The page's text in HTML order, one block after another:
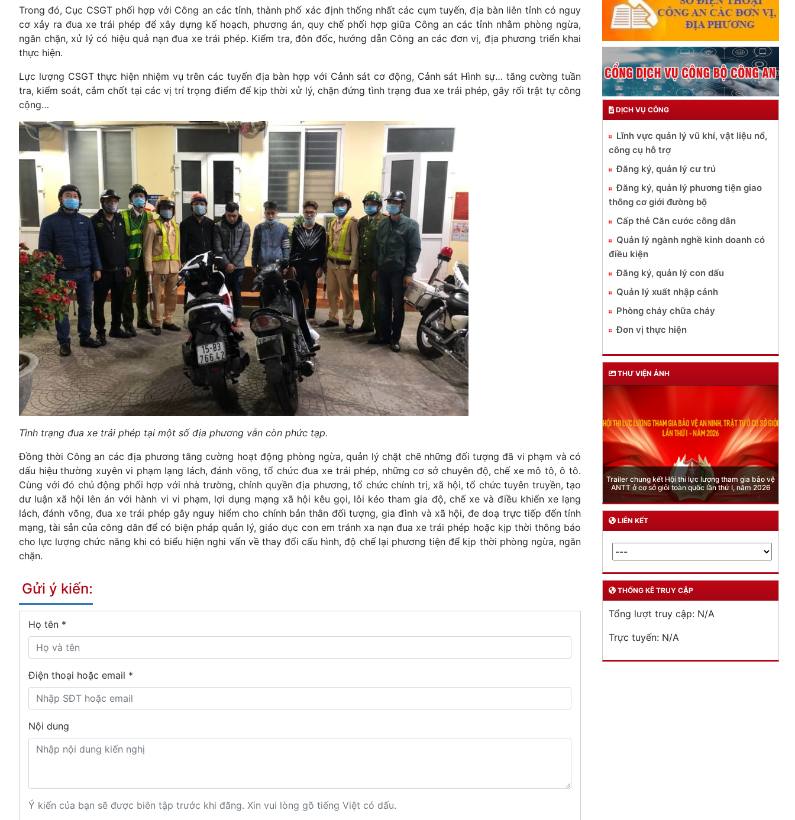
Trong đó, Cục CSGT phối hợp với Công an các tỉnh, thành phố xác định thống nhất các cụm tuyến, địa bàn liên tỉnh có nguy
cơ xảy ra đua xe trái phép để xây dựng kế hoạch, phương án, quy chế phối hợp giữa Công an các tỉnh nhằm phòng ngừa,
ngăn chặn, xử lý có hiệu quả nạn đua xe trái phép. Kiểm tra, đôn đốc, hướng dẫn Công an các đơn vị, địa phương triển khai
thực hiện.
Lực lượng CSGT thực hiện nhiệm vụ trên các tuyến địa bàn hợp với Cảnh sát cơ động, Cảnh sát Hình sự… tăng cường tuần
tra, kiểm soát, cắm chốt tại các vị trí trọng điểm để kịp thời xử lý, chặn đứng tình trạng đua xe trái phép, gây rối trật tự công
cộng…
Tình trạng đua xe trái phép tại một số địa phương vẫn còn phức tạp.
Đồng thời Công an các địa phương tăng cường hoạt động phòng ngừa, quản lý chặt chẽ những đối tượng đã vi phạm và có
dấu hiệu thường xuyên vi phạm lạng lách, đánh võng, tổ chức đua xe trái phép, những cơ sở chuyên độ, chế xe mô tô, ô tô.
Cùng với đó chủ động phối hợp với nhà trường, chính quyền địa phương, tổ chức chính trị, xã hội, tổ chức tuyên truyền, tạo
dư luận xã hội lên án với hành vi vi phạm, lợi dụng mạng xã hội kêu gọi, lôi kéo tham gia độ, chế xe và điều khiển xe lạng
lách, đánh võng, đua xe trái phép gây nguy hiểm cho chính bản thân đối tượng, gia đình và xã hội, đe doạ trực tiếp đến tính
mạng, tài sản của công dân để có biện pháp quản lý, giáo dục con em tránh xa nạn đua xe trái phép hoặc kịp thời thông báo
cho lực lượng chức năng khi có biểu hiện nghi vấn về thay đổi cấu hình, độ chế lại phương tiện để kịp thời phòng ngừa, ngăn
chặn.
Gửi ý kiến:
Họ tên *
Điện thoại hoặc email *
Nội dung
Ý kiến của bạn sẽ được biên tập trước khi đăng. Xin vui lòng gõ tiếng Việt có dấu.
DỊCH VỤ CÔNG
Lĩnh vực quản lý vũ khí, vật liệu nổ,
công cụ hỗ trợ
Đăng ký, quản lý cư trú
Đăng ký, quản lý phương tiện giao
thông cơ giới đường bộ
Cấp thẻ Căn cước công dân
Quản lý ngành nghề kinh doanh có
điều kiện
Đăng ký, quản lý con dấu
Quản lý xuất nhập cảnh
Phòng cháy chữa cháy
Đơn vị thực hiện
THƯ VIỆN ẢNH
Phòng Quản lý xuất nhập cảnh: Hướng dẫn những
quy định mới trong lĩnh vực xuất cảnh, nhập cảnh
của công dân việt nam từ ngày 01/7/2026
LIÊN KẾT
THỐNG KÊ TRUY CẬP
Tổng lượt truy cập: N/A
Trực tuyến: N/A